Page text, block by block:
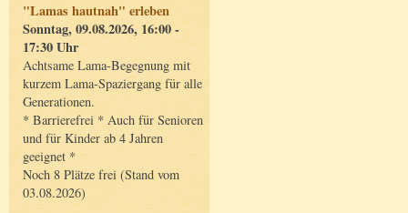
"Lamas hautnah" erleben
Sonntag, 09.08.2026, 16:00 -
17:30 Uhr
Achtsame Lama-Begegnung mit
kurzem Lama-Spaziergang für alle
Generationen.
* Barrierefrei * Auch für Senioren
und für Kinder ab 4 Jahren
geeignet *
Noch 8 Plätze frei (Stand vom
03.08.2026)